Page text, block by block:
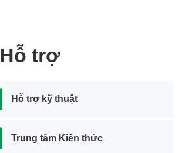
Hỗ trợ
Hỗ trợ kỹ thuật
Trung tâm Kiến thức